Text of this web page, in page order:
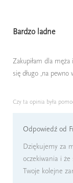
Bardzo ladne
Zakupiłam dla
się długo ,na pewno
Czy ta opinia była
Odpowiedź od
Dziękujemy za
oczekiwania i
Twoje kolejne